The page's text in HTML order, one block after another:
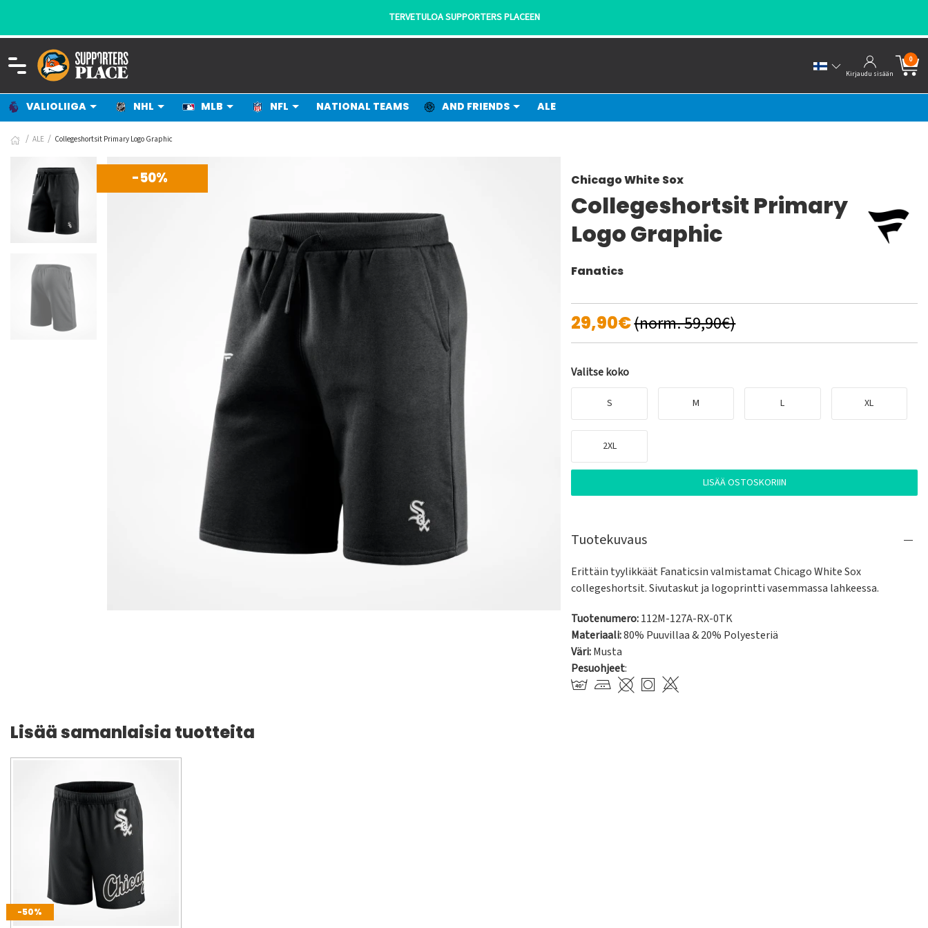
TERVETULOA SUPPORTERS PLACEEN
Kirjaudu sisään
0
VALIOLIIGA NHL MLB NFL NATIONAL TEAMS AND FRIENDS ALE
ALE Collegeshortsit Primary Logo Graphic
-50% Chicago White Sox
Collegeshortsit Primary
Logo Graphic
Fanatics
29,90€(norm. 59,90€)
Valitse koko
S M L XL
2XL
LISÄÄ OSTOSKORIIN
Tuotekuvaus
Erittäin tyylikkäät Fanaticsin valmistamat Chicago White Sox
collegeshortsit. Sivutaskut ja logoprintti vasemmassa lahkeessa.
Tuotenumero:112M-127A-RX-0TK
Materiaali:80% Puuvillaa & 20% Polyesteriä
Väri:Musta
Pesuohjeet:
Lisää samanlaisia tuotteita
-50%